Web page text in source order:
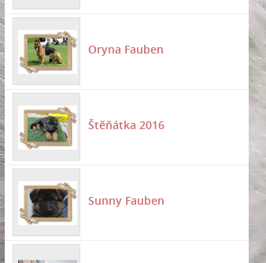
Oryna Fauben
Štěňátka 2016
Sunny Fauben